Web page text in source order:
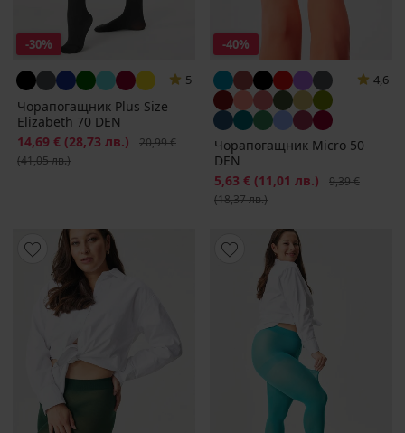
-30%
5
Чорапогащник Plus Size
Elizabeth 70 DEN
Намаление
14,69 € (28,73 лв.) Първоначална цена
20,99 €
(41,05 лв.)
-40%
4,6
Чорапогащник Micro 50
DEN
Намаление
5,63 € (11,01 лв.)
9,39 €
(18,37 лв.)